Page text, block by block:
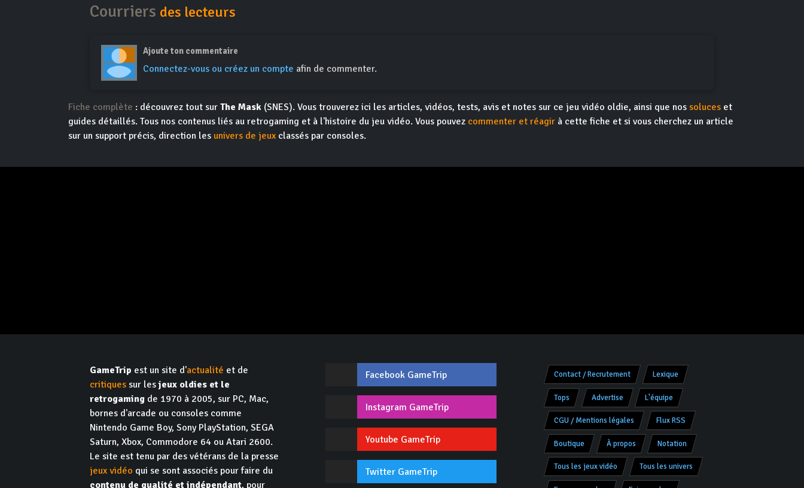
Courriers des lecteurs
Ajoute ton commentaire
Connectez-vous ou créez un compte afin de commenter.
Fiche complète : découvrez tout sur The Mask (SNES). Vous trouverez ici les articles, vidéos, tests, avis et notes sur ce jeu vidéo oldie, ainsi que nos soluces et
guides détaillés. Tous nos contenus liés au retrogaming et à l'histoire du jeu vidéo. Vous pouvez commenter et réagir à cette fiche et si vous cherchez un article
sur un support précis, direction les univers de jeux classés par consoles.
GameTrip est un site d'actualité et de
critiques sur lesjeux oldies et le
retrogaming de 1970 à 2005, sur PC, Mac,
bornes d'arcade ou consoles comme
Nintendo Game Boy, Sony PlayStation, SEGA
Saturn, Xbox, Commodore 64 ou Atari 2600.
Le site est tenu par des vétérans de la presse
jeux vidéo qui se sont associés pour faire du
contenu de qualité et indépendant, pour
Facebook GameTrip
Instagram GameTrip
Youtube GameTrip
Twitter GameTrip
Contact / Recrutement Lexique
Tops Advertise L'équipe
CGU / Mentions légales Flux RSS
Boutique À propos Notation
Tous les jeux vidéo Tous les univers